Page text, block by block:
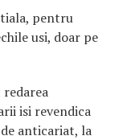
pentru
usi, doar pe
isi revendica
anticariat, la